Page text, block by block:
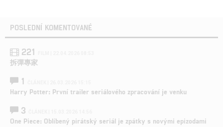
POSLEDNÍ KOMENTOVANÉ
221
拆彈專家
1
Harry Potter: První trailer seriálového zpracování je venku
3
One Piece: Oblíbený pirátský seriál je zpátky s novými epizodami